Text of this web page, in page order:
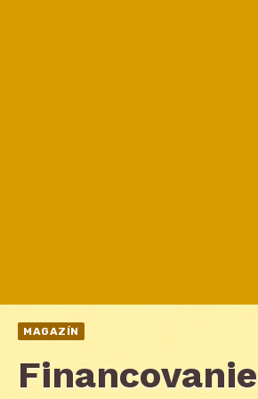
MAGAZÍN
Financovanie